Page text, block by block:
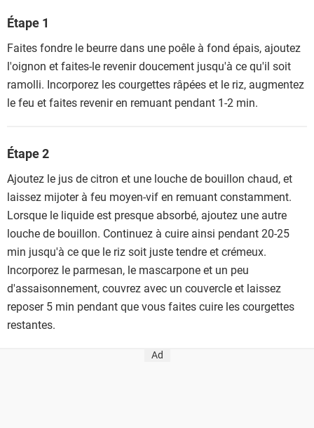
Étape 1
Faites fondre le beurre dans une poêle à fond épais, ajoutez
l'oignon et faites-le revenir doucement jusqu'à ce qu'il soit
ramolli. Incorporez les courgettes râpées et le riz, augmentez
le feu et faites revenir en remuant pendant 1-2 min.
Étape 2
Ajoutez le jus de citron et une louche de bouillon chaud, et
laissez mijoter à feu moyen-vif en remuant constamment.
Lorsque le liquide est presque absorbé, ajoutez une autre
louche de bouillon. Continuez à cuire ainsi pendant 20-25
min jusqu'à ce que le riz soit juste tendre et crémeux.
Incorporez le parmesan, le mascarpone et un peu
d'assaisonnement, couvrez avec un couvercle et laissez
reposer 5 min pendant que vous faites cuire les courgettes
restantes.
Ad